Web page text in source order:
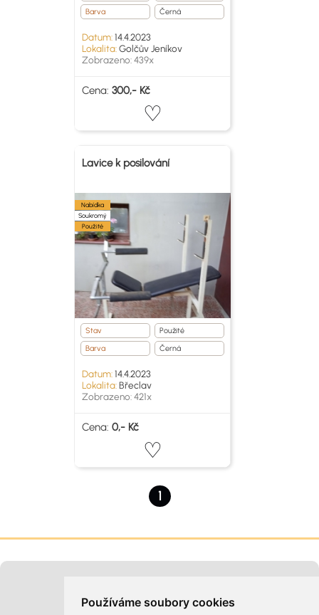
Používáme soubory cookies
Barva
Černá
Datum:14.4.2023
Lokalita:Golčův Jeníkov
Zobrazeno: 439x
Cena: 300,- Kč
Lavice k posilování
Nabídka
Soukromý
Použité
Stav
Použité
Barva
Černá
Datum:14.4.2023
Lokalita:Břeclav
Zobrazeno: 421x
Cena: 0,- Kč
1
Kontakt na provozovatele